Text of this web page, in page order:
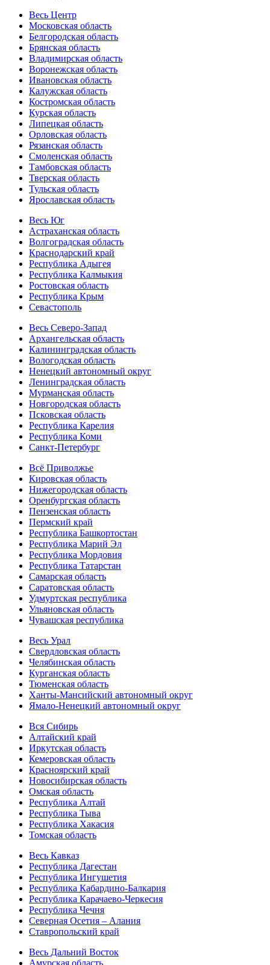
Весь Центр
Московская область
Белгородская область
Брянская область
Владимирская область
Воронежская область
Ивановская область
Калужская область
Костромская область
Курская область
Липецкая область
Орловская область
Рязанская область
Смоленская область
Тамбовская область
Тверская область
Тульская область
Ярославская область
Весь Юг
Астраханская область
Волгоградская область
Краснодарский край
Республика Адыгея
Республика Калмыкия
Ростовская область
Республика Крым
Севастополь
Весь Северо-Запад
Архангельская область
Калининградская область
Вологодская область
Ненецкий автономный округ
Ленинградская область
Мурманская область
Новгородская область
Псковская область
Республика Карелия
Республика Коми
Санкт-Петербург
Всё Приволжье
Кировская область
Нижегородская область
Оренбургская область
Пензенская область
Пермский край
Республика Башкортостан
Республика Марий Эл
Республика Мордовия
Республика Татарстан
Самарская область
Саратовская область
Удмуртская республика
Ульяновская область
Чувашская республика
Весь Урал
Свердловская область
Челябинская область
Курганская область
Тюменская область
Ханты-Мансийский автономный округ
Ямало-Ненецкий автономный округ
Вся Сибирь
Алтайский край
Иркутская область
Кемеровская область
Красноярский край
Новосибирская область
Омская область
Республика Алтай
Республика Тыва
Республика Хакасия
Томская область
Весь Кавказ
Республика Дагестан
Республика Ингушетия
Республика Кабардино-Балкария
Республика Карачаево-Черкесия
Республика Чечня
Северная Осетия – Алания
Ставропольский край
Весь Дальний Восток
Амурская область